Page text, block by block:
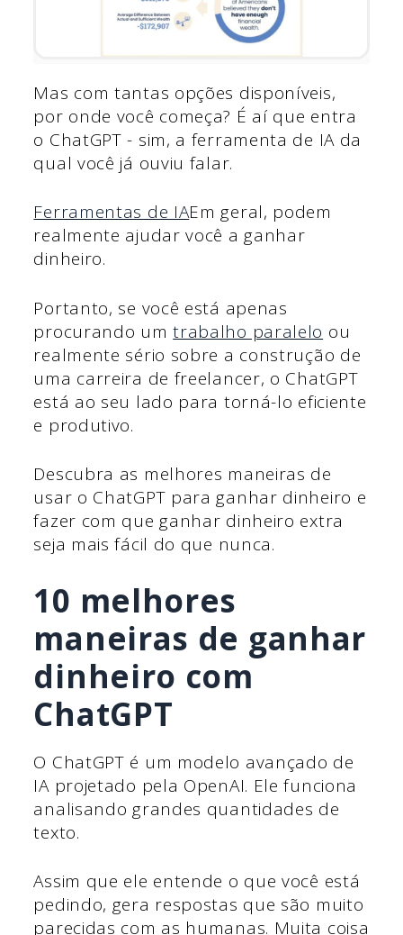
Mas com tantas opções disponíveis,
por onde você começa? É aí que entra
o ChatGPT - sim, a ferramenta de IA da
qual você já ouviu falar.
Ferramentas de IAEm geral, podem
realmente ajudar você a ganhar
dinheiro.
Portanto, se você está apenas
procurando umtrabalho paralelo ou
realmente sério sobre a construção de
uma carreira de freelancer, o ChatGPT
está ao seu lado para torná-lo eficiente
e produtivo.
Descubra as melhores maneiras de
usar o ChatGPT para ganhar dinheiro e
fazer com que ganhar dinheiro extra
seja mais fácil do que nunca.
10 melhores
maneiras de ganhar
dinheiro com
ChatGPT
O ChatGPT é um modelo avançado de
IA projetado pela OpenAI. Ele funciona
analisando grandes quantidades de
texto.
Assim que ele entende o que você está
pedindo, gera respostas que são muito
parecidas com as humanas. Muita coisa